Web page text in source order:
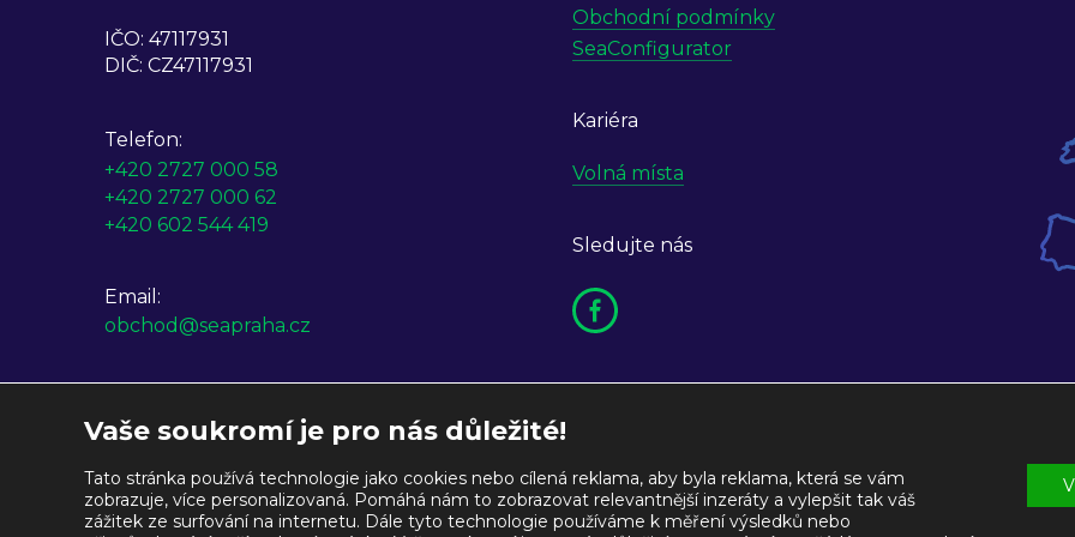
IČO: 47117931
DIČ: CZ47117931
Telefon:
+420 2727 000 58
+420 2727 000 62
+420 602 544 419
Email:
obchod@seapraha.cz
Po - Pá: 08 : 00 - 15 : 30
Obchodní podmínky
SeaConfigurator
Kariéra
Volná místa
Sledujte nás
Produkty Řešení O firmě Obchodní podmínky Kontakt
Vaše soukromí je pro nás důležité!
Tato stránka používá technologie jako cookies nebo cílená reklama, aby byla reklama, která se vám
zobrazuje, více personalizovaná. Pomáhá nám to zobrazovat relevantnější inzeráty a vylepšit tak váš
zážitek ze surfování na internetu. Dále tyto technologie používáme k měření výsledků nebo